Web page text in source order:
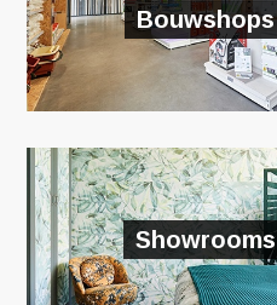
Bouwshops
Showrooms